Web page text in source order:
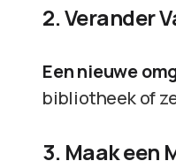
2. Verander
Een nieuwe
bibliotheek of
3. Maak een